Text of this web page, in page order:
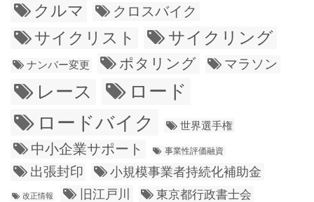
クルマ クロスバイク
サイクリスト サイクリング
ナンバー変更 ポタリング マラソン
レース
ロード
ロードバイク
世界選手権
中小企業サポート 事業性評価融資
出張封印 小規模事業者持続化補助金
改正情報 旧江戸川 東京都行政書士会